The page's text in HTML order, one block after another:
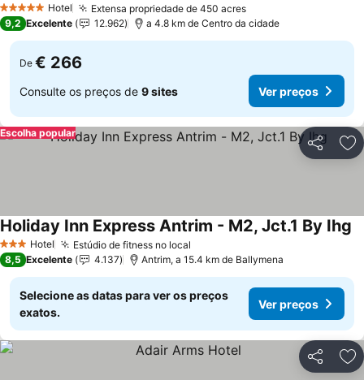
5 Estrelas Hotel Extensa propriedade de 450 acres
9,2 Excelente 12.962 a 4.8 km de Centro da cidade
De € 266
Consulte os preços de 9 sites Ver preços
Partilhar
Escolha popular
3 EstrelasHotel Estúdio de fitness no local
Holiday Inn Express Antrim - M2, Jct.1 By Ihg
8,5 Excelente 4.137 Antrim, a 15.4 km de Ballymena
Selecione as datas para ver os preços
exatos.
Ver preços
Partilhar